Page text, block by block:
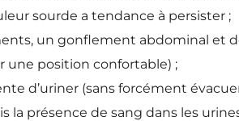
sourde a tendance à persister ;
un gonflement abdominal et
une position confortable) ;
d’uriner (sans forcément
la présence de sang dans les